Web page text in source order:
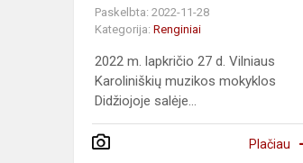
Paskelbta: 2022-11-28
Kategorija: Renginiai
2022 m. lapkričio 27 d. Vilniaus
Karoliniškių muzikos mokyklos
Didžiojoje salėje...
Plačiau